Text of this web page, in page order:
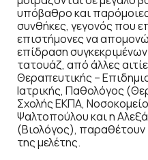
υπόβαθρο και
συνθήκες, γεγονός που
επιστήμονες να
επίδραση
τατουάζ, από άλλες
Θεραπευτικής –
Ιατρικής, Παθολόγος
Σχολής ΕΚΠΑ,
Ψαλτοπούλου και η
(Βιολόγος), παραθέτουν
της μελέτης.